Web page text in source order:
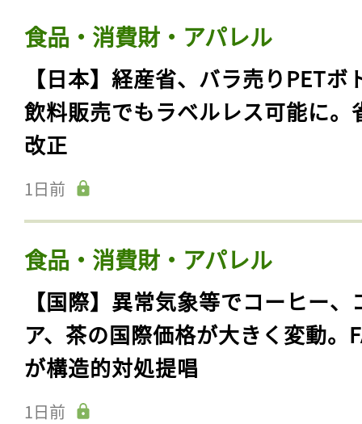
食品・消費財・アパレル
【日本】経産省、バラ売りPETボ
飲料販売でもラベルレス可能に。
改正
1日前
食品・消費財・アパレル
【国際】異常気象等でコーヒー、
ア、茶の国際価格が大きく変動。
が構造的対処提唱
1日前